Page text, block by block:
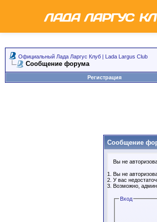
Официальный Лада Ларгус Клуб | Lada Largus Club
Сообщение форума
Регистрация
Сообщение
Вы не
Вы не
У вас
Возможно,
Вход